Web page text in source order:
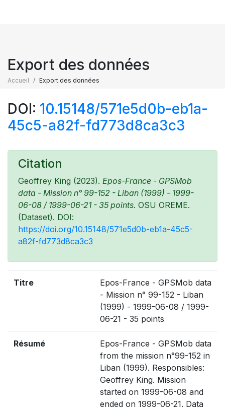
Export des données
Accueil Export des données
DOI: 10.15148/571e5d0b-eb1a-
45c5-a82f-fd773d8ca3c3
Citation
Geoffrey King (2023). Epos-France - GPSMob
data - Mission n° 99-152 - Liban (1999) - 1999-
06-08 / 1999-06-21 - 35 points. OSU OREME.
(Dataset). DOI:
https://doi.org/10.15148/571e5d0b-eb1a-45c5-
a82f-fd773d8ca3c3
Titre
Epos-France - GPSMob data
- Mission n° 99-152 - Liban
(1999) - 1999-06-08 / 1999-
06-21 - 35 points
Résumé
Epos-France - GPSMob data
from the mission n°99-152 in
Liban (1999). Responsibles:
Geoffrey King. Mission
started on 1999-06-08 and
ended on 1999-06-21. Data